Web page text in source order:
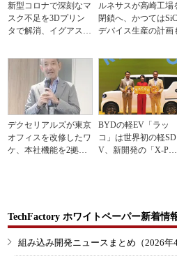
新型コロナで深刻なマ
スク不足を3Dプリン
タで解消、イグアスが
ルネサスが高崎工場
閉鎖へ、かつてはSiC
デバイス生産の計画
デクセリアルズが東京
オフィスを改修したワ
ケ、本社機能を2拠点
BYDの軽EV「ラッ
コ」は世界初の軽SD
V、新開発の「X-PAC
TechFactory ホワイトペーパー新着情
組み込み開発ニュースまとめ（2026年4